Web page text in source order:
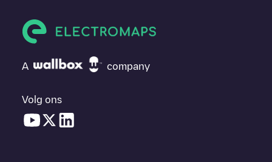
A company
Volg ons